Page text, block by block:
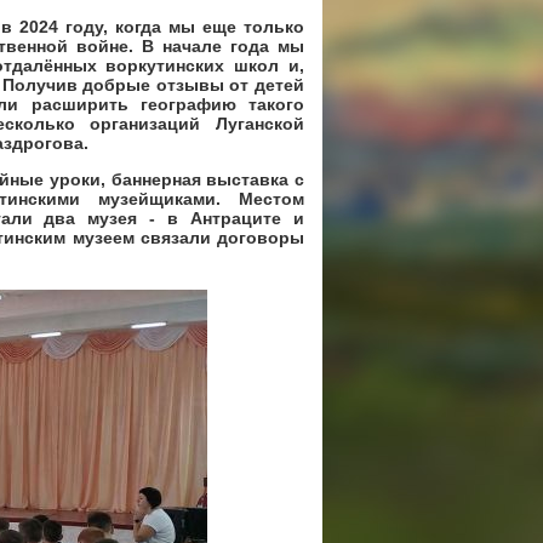
году, когда мы еще только
войне. В начале года мы
воркутинских школ и,
Получив добрые отзывы от детей
расширить географию такого
организаций Луганской
уроки, баннерная выставка с
музейщиками. Местом
два музея - в Антраците и
музеем связали договоры